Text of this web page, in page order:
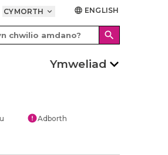
CYMORTH keyboard_arrow_down language ENGLISH
search
Ymweliad
errorAdborth